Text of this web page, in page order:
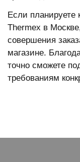
Если планируете
Thermex в
совершения
магазине.
точно сможете
требованиям